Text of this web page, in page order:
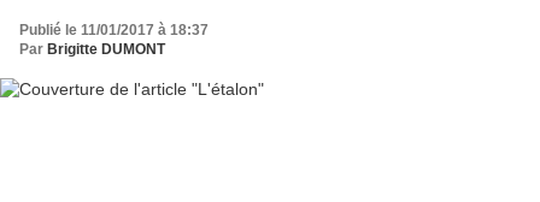
Publié le 11/01/2017 à 18:37
Par Brigitte DUMONT